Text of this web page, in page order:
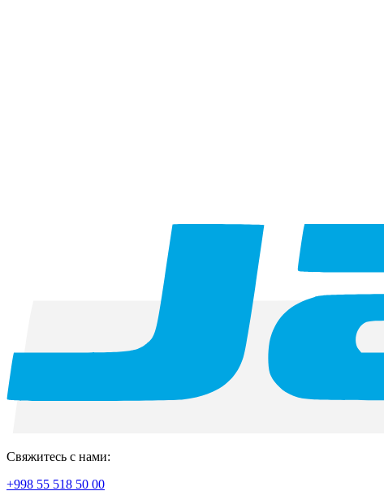
Свяжитесь с нами:
+998 55 518 50 00